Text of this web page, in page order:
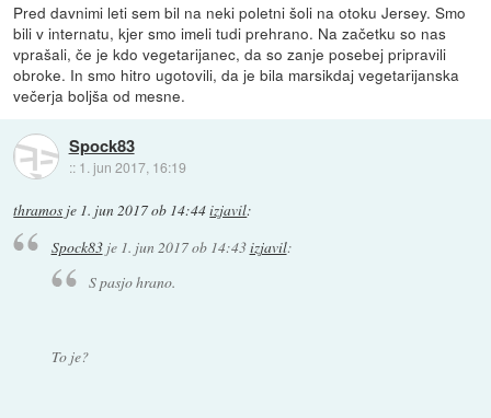
Pred davnimi leti sem bil na neki poletni šoli na otoku Jersey. Smo
bili v internatu, kjer smo imeli tudi prehrano. Na začetku so nas
vprašali, če je kdo vegetarijanec, da so zanje posebej pripravili
obroke. In smo hitro ugotovili, da je bila marsikdaj vegetarijanska
večerja boljša od mesne.
Spock83
:: 1. jun 2017, 16:19
thramos je 1. jun 2017 ob 14:44izjavil:
Spock83je 1. jun 2017 ob 14:43izjavil:
S pasjo hrano.
To je?